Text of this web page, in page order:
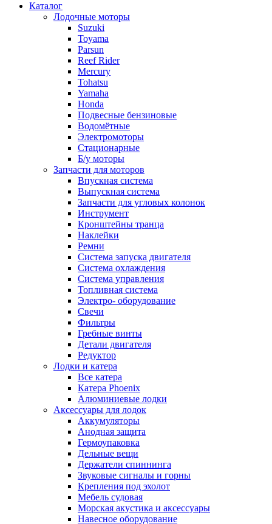
Каталог
Лодочные моторы
Suzuki
Toyama
Parsun
Reef Rider
Mercury
Tohatsu
Yamaha
Honda
Подвесные бензиновые
Водомётные
Электромоторы
Стационарные
Б/у моторы
Запчасти для моторов
Впускная система
Выпускная система
Запчасти для угловых колонок
Инструмент
Кронштейны транца
Наклейки
Ремни
Система запуска двигателя
Система охлаждения
Система управления
Топливная система
Электро- оборудование
Свечи
Фильтры
Гребные винты
Детали двигателя
Редуктор
Лодки и катера
Все катера
Катера Phoenix
Алюминиевые лодки
Аксессуары для лодок
Аккумуляторы
Анодная защита
Гермоупаковка
Дельные вещи
Держатели спиннинга
Звуковые сигналы и горны
Крепления под эхолот
Мебель судовая
Морская акустика и аксессуары
Навесное оборудование